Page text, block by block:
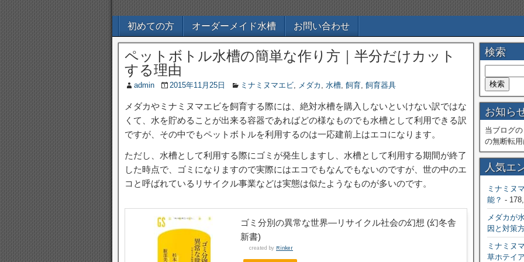
初めての方 オーダーメイド水槽 お問い合わせ
ペットボトル水槽の簡単な作り方｜半分だけカット
する理由
admin 2015年11月25日 ミナミヌマエビ, メダカ , 水槽, 飼育, 飼育器具
メダカやミナミヌマエビを飼育する際には、絶対水槽を購入しないといけない訳ではな
くて、水を貯めることが出来る容器であればどの様なものでも水槽として利用できる訳
ですが、その中でもペットボトルを利用するのは一応建前上はエコになります。
ただし、水槽として利用する際にゴミが発生しますし、水槽として利用する期間が終了
した時点で、ゴミになりますので実際にはエコでもなんでもないのですが、世の中のエ
コと呼ばれているリサイクル事業などは実態は似たようなものが多いのです。
ゴミ分別の異常な世界―リサイクル社会の幻想 (幻冬舎
新書)
created by Rinker
検索
お知ら
当ブログ
の無断転
人気エ
ミナミヌ
能？ -
メダカが
因と対策
ミナミヌ
草ホテイ